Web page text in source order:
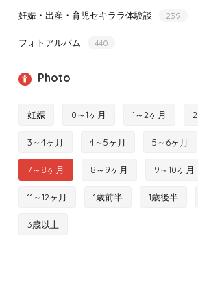
妊娠・出産・育児セキララ体験談 239
フォトアルバム 440
Photo
妊娠 0～1ヶ月 1～2ヶ月
3～4ヶ月 4～5ヶ月 5～6ヶ月
7～8ヶ月 8～9ヶ月 9～10ヶ月
11～12ヶ月 1歳前半 1歳後半
3歳以上